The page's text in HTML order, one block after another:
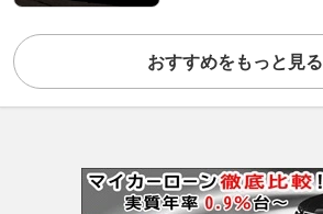
おすすめをもっと見る